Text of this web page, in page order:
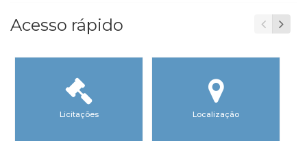
Acesso rápido
Licitações Localização